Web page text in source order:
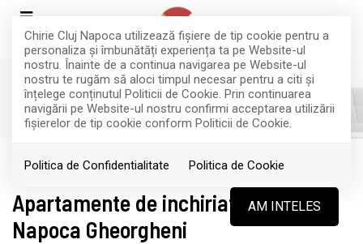
Chirie Cluj Napoca utilizează fişiere de tip cookie pentru a
personaliza și îmbunătăți experiența ta pe Website-ul
nostru. Înainte de a continua navigarea pe Website-ul
nostru te rugăm să aloci timpul necesar pentru a citi și
înțelege conținutul Politicii de Cookie. Prin continuarea
navigării pe Website-ul nostru confirmi acceptarea utilizării
fişierelor de tip cookie conform Politicii de Cookie.
Politica de Confidentialitate Politica de Cookie
AM INTELES
FILTREAZA
Apartamente de inchiriat in Cluj-
Napoca Gheorgheni